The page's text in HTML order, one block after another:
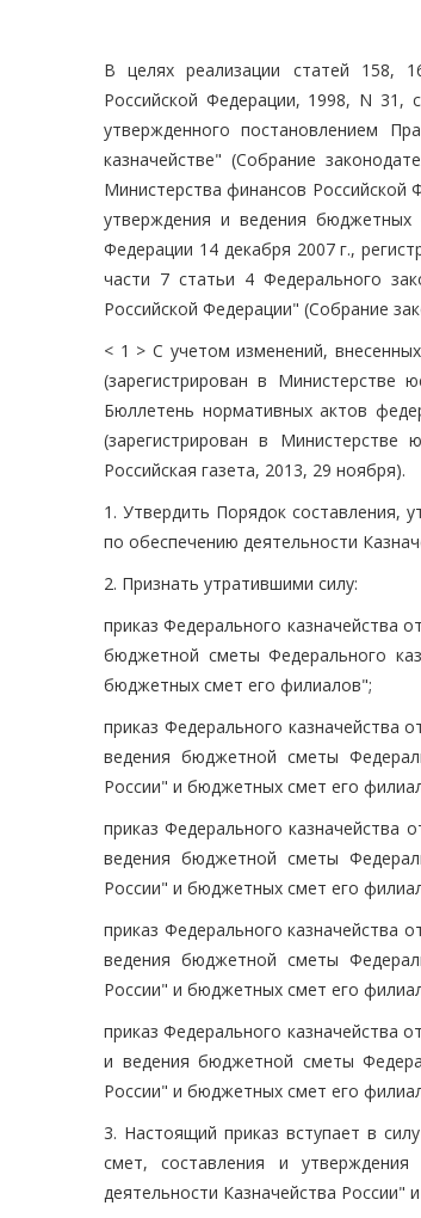
В целях реализации статей 158,
Российской Федерации, 1998, N 31,
утвержденного постановлением
казначействе" (Собрание
Министерства финансов Российской
утверждения и ведения бюджетных
Федерации 14 декабря 2007 г.,
части 7 статьи 4 Федерального
Российской Федерации" (Собрание
< 1 > С учетом изменений,
(зарегистрирован в Министерстве
Бюллетень нормативных актов
(зарегистрирован в
Российская газета, 2013, 29 ноября).
1. Утвердить Порядок составления,
по обеспечению деятельности
2. Признать утратившими силу:
приказ Федерального казначейства
бюджетной сметы Федерального
бюджетных смет его филиалов";
приказ Федерального казначейства
ведения бюджетной сметы
России" и бюджетных смет его
приказ Федерального казначейства
ведения бюджетной сметы
России" и бюджетных смет его
приказ Федерального казначейства
ведения бюджетной сметы
России" и бюджетных смет его
приказ Федерального казначейства
и ведения бюджетной сметы
России" и бюджетных смет его
3. Настоящий приказ вступает в
смет, составления и
деятельности Казначейства